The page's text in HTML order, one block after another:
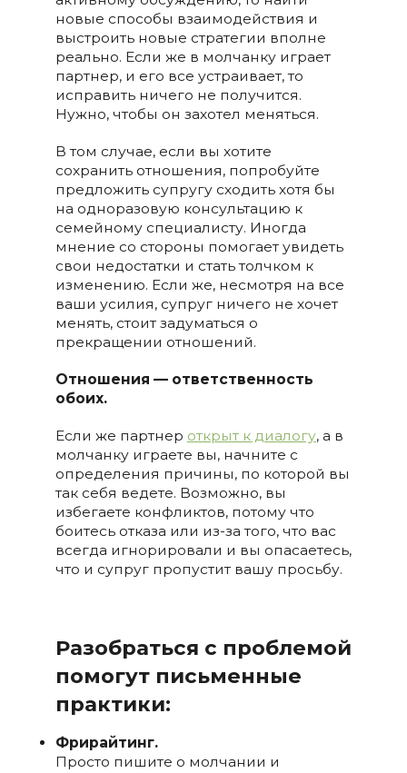
новые способы взаимодействия и
выстроить новые стратегии вполне
реально. Если же в молчанку играет
партнер, и его все устраивает, то
исправить ничего не получится.
Нужно, чтобы он захотел меняться.
В том случае, если вы хотите
сохранить отношения, попробуйте
предложить супругу сходить хотя бы
на одноразовую консультацию к
семейному специалисту. Иногда
мнение со стороны помогает увидеть
свои недостатки и стать толчком к
изменению. Если же, несмотря на все
ваши усилия, супруг ничего не хочет
менять, стоит задуматься о
прекращении отношений.
Отношения — ответственность
обоих.
Если же партнер открыт к диалогу, а в
молчанку играете вы, начните с
определения причины, по которой вы
так себя ведете. Возможно, вы
избегаете конфликтов, потому что
боитесь отказа или из-за того, что вас
всегда игнорировали и вы опасаетесь,
что и супруг пропустит вашу просьбу.
Разобраться с проблемой
помогут письменные
практики:
Фрирайтинг.
Просто пишите о молчании и